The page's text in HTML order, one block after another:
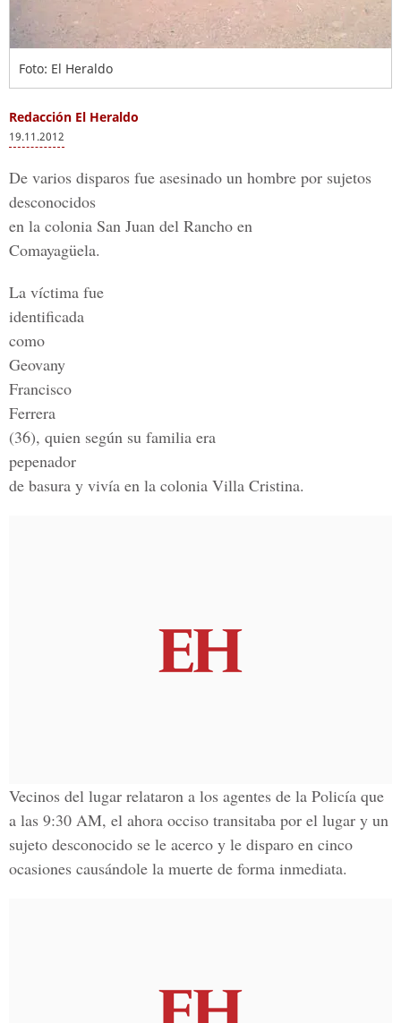
Foto: El Heraldo
Redacción El Heraldo
19.11.2012
De varios disparos fue asesinado un hombre por sujetos
desconocidos
en la colonia San Juan del Rancho en
Comayagüela.
La víctima fue
identificada
como
Geovany
Francisco
Ferrera
(36), quien según su familia era
pepenador
de basura y vivía en la colonia Villa Cristina.
Vecinos del lugar relataron a los agentes de la Policía que
a las 9:30 AM, el ahora occiso transitaba por el lugar y un
sujeto desconocido se le acerco y le disparo en cinco
ocasiones causándole la muerte de forma inmediata.